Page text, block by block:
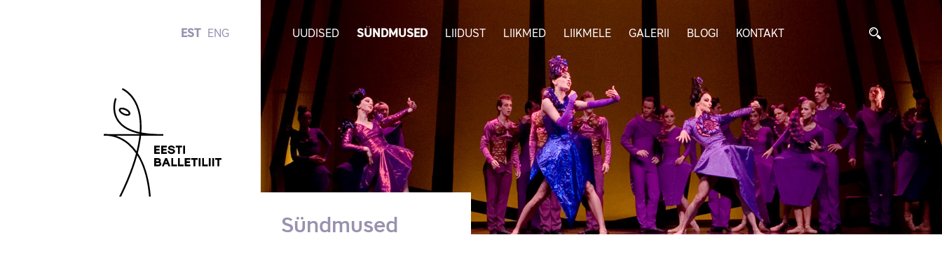
EST ENG UUDISED SÜNDMUSED LIIDUST LIIKMED LIIKMELE GALERII BLOGI KONTAKT
Sündmused